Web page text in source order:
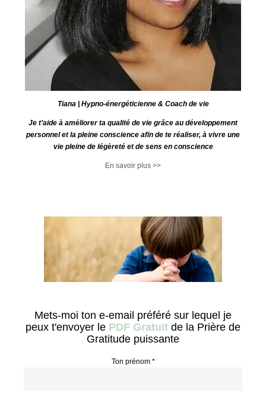
Tiana | Hypno-énergéticienne & Coach de vie
Je t’aide à améliorer ta qualité de vie grâce au développement
personnel et la pleine conscience afin de te réaliser, à vivre une
vie pleine de légèreté et de sens en conscience
En savoir plus >>
Mets-moi ton e-email préféré sur lequel je
peux t'envoyer le PDF Gratuit de la Prière de
Gratitude puissante
Ton prénom *